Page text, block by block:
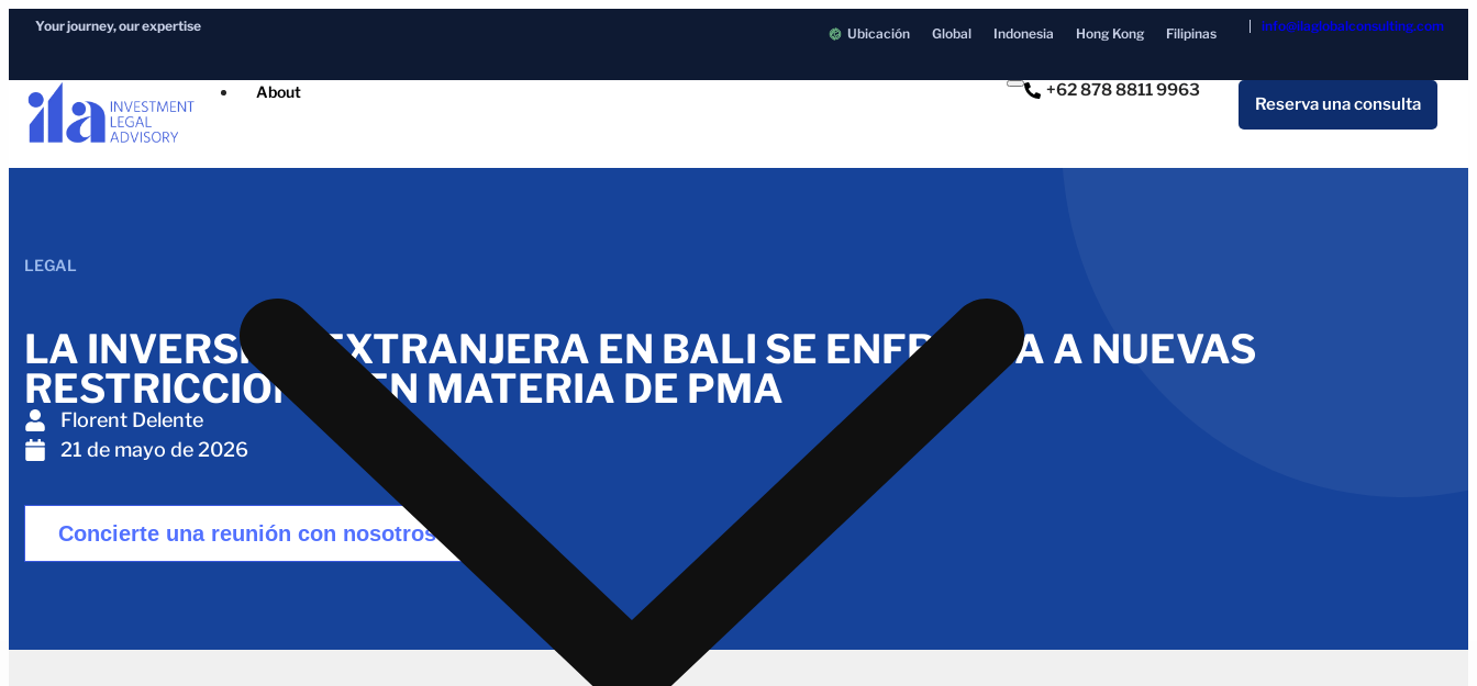
Your journey, our expertise Ubicación Global Indonesia Hong Kong Filipinas info@ilaglobalconsulting.com
About +62 878 8811 9963
Reserva una consulta
LEGAL
LA INVERSIÓN EXTRANJERA EN BALI SE ENFRENTA A NUEVAS
RESTRICCIONES EN MATERIA DE PMA
Florent Delente
21 de mayo de 2026
Concierte una reunión con nosotros